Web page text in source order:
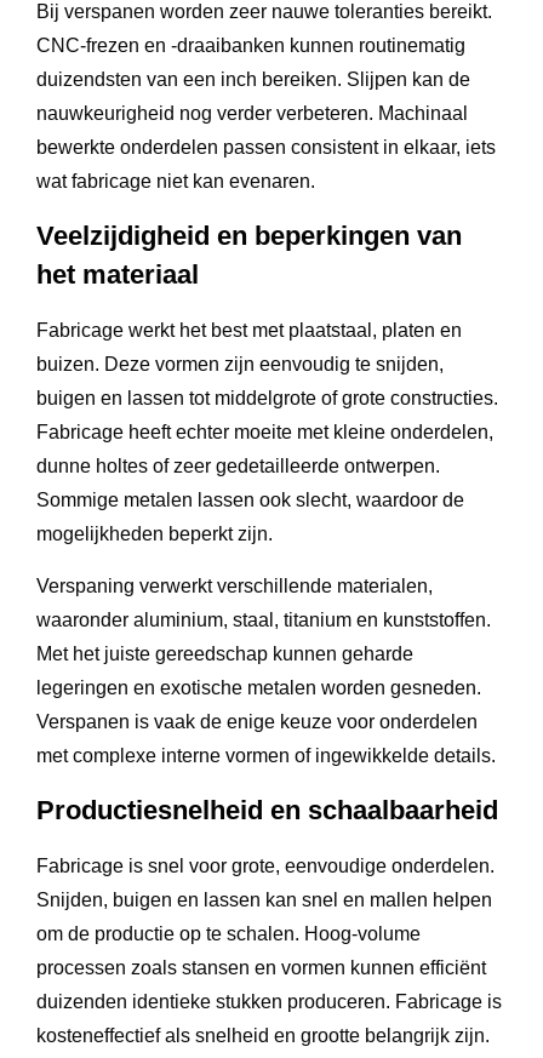
Bij verspanen worden zeer nauwe toleranties bereikt.
CNC-frezen en -draaibanken kunnen routinematig
duizendsten van een inch bereiken. Slijpen kan de
nauwkeurigheid nog verder verbeteren. Machinaal
bewerkte onderdelen passen consistent in elkaar, iets
wat fabricage niet kan evenaren.
Veelzijdigheid en beperkingen van
het materiaal
Fabricage werkt het best met plaatstaal, platen en
buizen. Deze vormen zijn eenvoudig te snijden,
buigen en lassen tot middelgrote of grote constructies.
Fabricage heeft echter moeite met kleine onderdelen,
dunne holtes of zeer gedetailleerde ontwerpen.
Sommige metalen lassen ook slecht, waardoor de
mogelijkheden beperkt zijn.
Verspaning verwerkt verschillende materialen,
waaronder aluminium, staal, titanium en kunststoffen.
Met het juiste gereedschap kunnen geharde
legeringen en exotische metalen worden gesneden.
Verspanen is vaak de enige keuze voor onderdelen
met complexe interne vormen of ingewikkelde details.
Productiesnelheid en schaalbaarheid
Fabricage is snel voor grote, eenvoudige onderdelen.
Snijden, buigen en lassen kan snel en mallen helpen
om de productie op te schalen. Hoog-volume
processen zoals stansen en vormen kunnen efficiënt
duizenden identieke stukken produceren. Fabricage is
kosteneffectief als snelheid en grootte belangrijk zijn.